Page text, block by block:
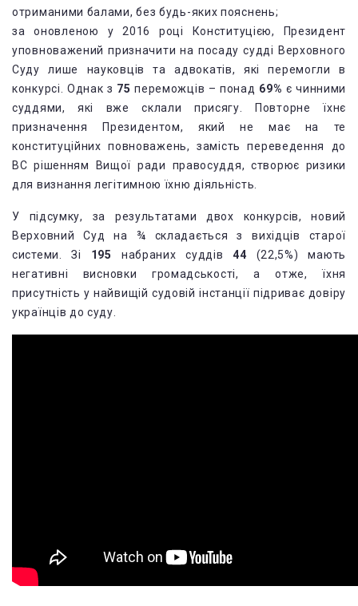
отриманими балами, без будь-яких пояснень;
за оновленою у 2016 році Конституцією, Президент
уповноважений призначити на посаду судді Верховного
Суду лише науковців та адвокатів, які перемогли в
конкурсі. Однак з 75 переможців – понад 69% є чинними
суддями, які вже склали присягу. Повторне їхнє
призначення Президентом, який не має на те
конституційних повноважень, замість переведення до
ВС рішенням Вищої ради правосуддя, створює ризики
для визнання легітимною їхню діяльність.
У підсумку, за результатами двох конкурсів, новий
Верховний Суд на ¾ складається з вихідців старої
системи. Зі 195 набраних суддів44 (22,5%) мають
негативні висновки громадськості, а отже, їхня
присутність у найвищій судовій інстанції підриває довіру
українців до суду.